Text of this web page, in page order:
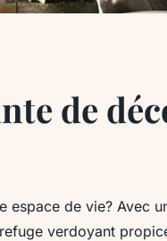
de
espace de vie? Avec
verdoyant